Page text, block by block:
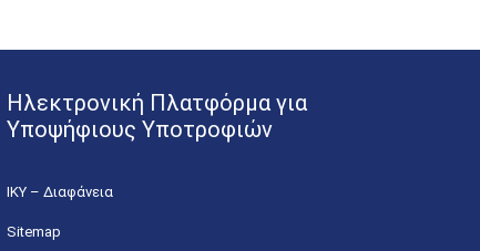
Ηλεκτρονική Πλατφόρμα για
Υποψήφιους Υποτροφιών
ΙΚΥ – Διαφάνεια
Sitemap